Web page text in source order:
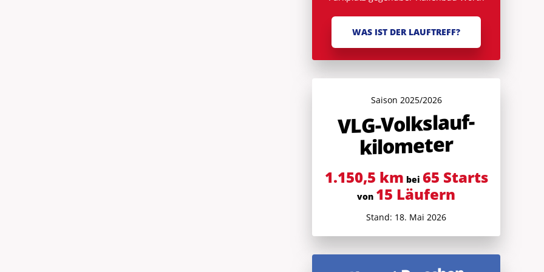
WAS IST DER LAUFTREFF?
Saison 2025/2026
V
LG-Volkslauf­
kilometer
1.150,5 km bei 65 Starts
von 15 Läufern
Stand: 18. Mai 2026